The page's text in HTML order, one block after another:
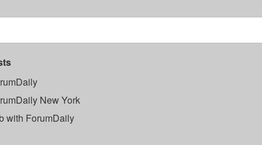
Вегаса – город занял лишь седьмое место.
казино — их насчитали 292.
образ жизни местных жителей, а не туристов.
New York
with ForumDaily